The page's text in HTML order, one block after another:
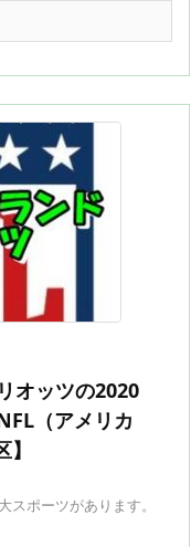
オッツの2020
（アメリカ
ポーツがあります。